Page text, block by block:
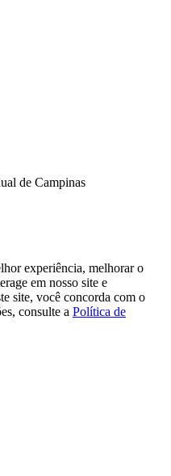
de Campinas
experiência, melhorar o
em nosso site e
site, você concorda com o
consulte a Política de